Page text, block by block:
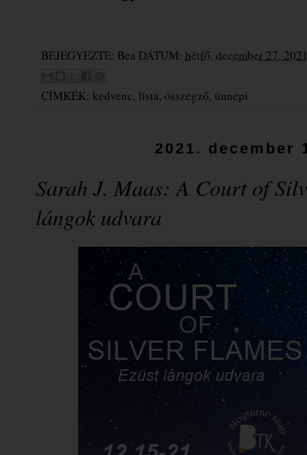
BEJEGYEZTE: Bea DÁTUM: hétfő, december 27,
CÍMKÉK: kedvenc, lista, összegző, ünnepi
2021. december
Sarah J. Maas: A ​Court of
lángok udvara